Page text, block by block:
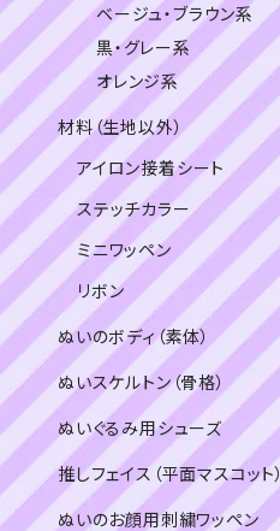
ベージュ・ブラウン系
黒・グレー系
オレンジ系
材料（生地以外）
アイロン接着シート
ステッチカラー
ミニワッペン
リボン
ぬいのボディ（素体）
ぬいスケルトン（骨格）
ぬいぐるみ用シューズ
推しフェイス（平面マスコット）
ぬいのお顔用刺繍ワッペン